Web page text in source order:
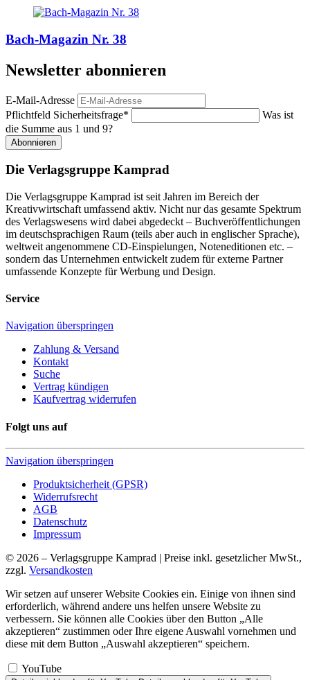
Bach-Magazin Nr. 38
Newsletter abonnieren
E-Mail-Adresse
Pflichtfeld Sicherheitsfrage*
Was ist
die Summe aus 1 und 9?
Abonnieren
Die Verlagsgruppe Kamprad
Die Verlagsgruppe Kamprad ist seit Jahren im Bereich der
Kreativwirtschaft umfassend aktiv. Nicht nur das gesamte Spektrum
des Verlagswesens wird dabei abgedeckt – Buchveröffentlichungen
im deutschsprachigen Raum (teils aber auch in englischer Sprache),
weltweit angenommene CD-Einspielungen, Noteneditionen etc. –
sondern das Unternehmen entwickelt zudem für externe Partner
umfassende Konzepte für Werbung und Design.
Service
Navigation überspringen
Zahlung & Versand
Kontakt
Suche
Vertrag kündigen
Kaufvertrag widerrufen
Folgt uns auf
Navigation überspringen
Produktsicherheit (GPSR)
Widerrufsrecht
AGB
Datenschutz
Impressum
© 2026 – Verlagsgruppe Kamprad | Preise inkl. gesetzlicher MwSt.,
zzgl. Versandkosten
Wir setzen auf unserer Website Cookies ein. Einige von ihnen sind
erforderlich, während andere uns helfen unsere Website zu
verbessern. Sie können alle Cookies über den Button „Alle
akzeptieren“ zustimmen oder Ihre eigene Auswahl vornehmen und
diese mit dem Button „Auswahl akzeptieren“ speichern.
YouTube